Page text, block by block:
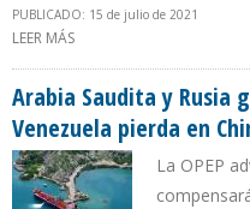
PUBLICADO: 15 de julio de 2021
LEER MÁS
Arabia Saudita y Rusia
Venezuela pierda en
La OPEP